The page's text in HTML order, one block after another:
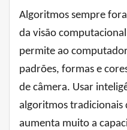
Algoritmos sempre
da visão
permite ao
padrões, formas e
de câmera. Usar
algoritmos tradicionais
aumenta muito a